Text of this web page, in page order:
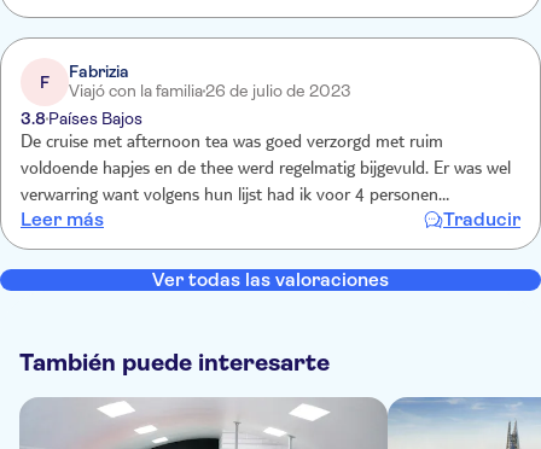
F
Fabrizia
Viajó con la familia26 de julio de 2023
3.8 Países Bajos
De cruise met afternoon tea was goed verzorgd met ruim
voldoende hapjes en de thee werd regelmatig bijgevuld. Er was wel
verwarring want volgens hun lijst had ik voor 4 personen
gereserveerd maar volgens mij had ik voor 2 personen betaald
maar dit kon ik niet meer terugvinden in de bevestigingsemail .
Leer más Traducir
Ver todas las valoraciones
También puede interesarte